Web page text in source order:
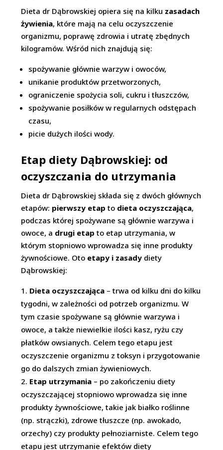
Dieta dr Dąbrowskiej opiera się na kilku zasadach
żywienia, które mają na celu oczyszczenie
organizmu, poprawę zdrowia i utratę zbędnych
kilogramów. Wśród nich znajdują się:
spożywanie głównie warzyw i owoców,
unikanie produktów przetworzonych,
ograniczenie spożycia soli, cukru i tłuszczów,
spożywanie posiłków w regularnych odstępach
czasu,
picie dużych ilości wody.
Etap diety Dąbrowskiej: od
oczyszczania do utrzymania
Dieta dr Dąbrowskiej składa się z dwóch głównych
etapów: pierwszy etap to dieta oczyszczająca,
podczas której spożywane są głównie warzywa i
owoce, a drugi etap to etap utrzymania, w
którym stopniowo wprowadza się inne produkty
żywnościowe. Oto etapy i zasady diety
Dąbrowskiej:
Dieta oczyszczająca – trwa od kilku dni do kilku
tygodni, w zależności od potrzeb organizmu. W
tym czasie spożywane są głównie warzywa i
owoce, a także niewielkie ilości kasz, ryżu czy
płatków owsianych. Celem tego etapu jest
oczyszczenie organizmu z toksyn i przygotowanie
go do dalszych zmian żywieniowych.
Etap utrzymania – po zakończeniu diety
oczyszczającej stopniowo wprowadza się inne
produkty żywnościowe, takie jak białko roślinne
(np. strączki), zdrowe tłuszcze (np. awokado,
orzechy) czy produkty pełnoziarniste. Celem tego
etapu jest utrzymanie efektów diety